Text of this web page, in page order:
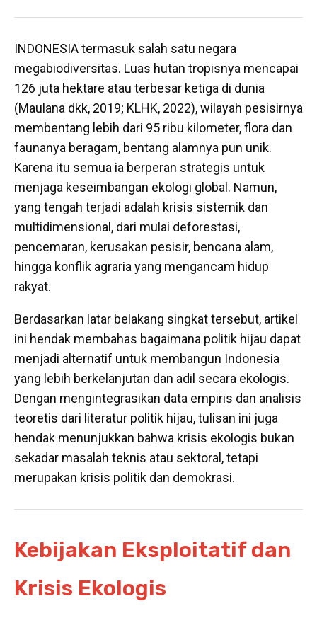
INDONESIA termasuk salah satu negara
megabiodiversitas. Luas hutan tropisnya mencapai
126 juta hektare atau terbesar ketiga di dunia
(Maulana dkk, 2019; KLHK, 2022), wilayah pesisirnya
membentang lebih dari 95 ribu kilometer, flora dan
faunanya beragam, bentang alamnya pun unik.
Karena itu semua ia berperan strategis untuk
menjaga keseimbangan ekologi global. Namun,
yang tengah terjadi adalah krisis sistemik dan
multidimensional, dari mulai deforestasi,
pencemaran, kerusakan pesisir, bencana alam,
hingga konflik agraria yang mengancam hidup
rakyat.
Berdasarkan latar belakang singkat tersebut, artikel
ini hendak membahas bagaimana politik hijau dapat
menjadi alternatif untuk membangun Indonesia
yang lebih berkelanjutan dan adil secara ekologis.
Dengan mengintegrasikan data empiris dan analisis
teoretis dari literatur politik hijau, tulisan ini juga
hendak menunjukkan bahwa krisis ekologis bukan
sekadar masalah teknis atau sektoral, tetapi
merupakan krisis politik dan demokrasi.
Kebijakan Eksploitatif dan
Krisis Ekologis